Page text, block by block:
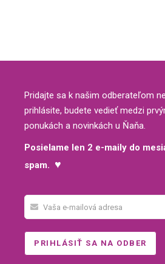
Pridajte sa k našim odberateľom
prihlásite, budete vedieť medzi
ponukách a novinkách u Ňaňa.
Posielame len 2 e-maily do
spam. ♥